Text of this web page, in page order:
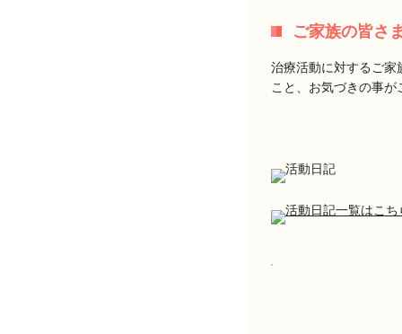
ご家族の皆さ
治療活動に対するご家
こと、お気づきの事